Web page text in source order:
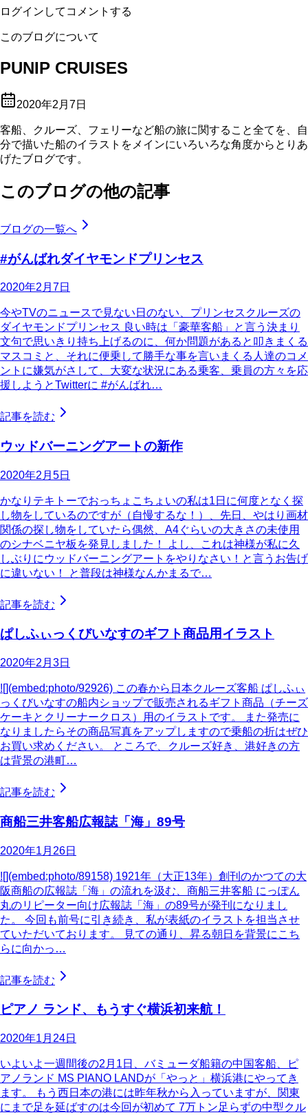
ログインしてコメントする
このブログについて
PUNIP CRUISES
2020年2月7日
客船、クルーズ、フェリーなど船の旅に関すること全てを、自
分で描いた船のイラストをメインにいろいろな角度からとりあ
げたブログです。
このブログの他の記事
ブログの一覧へ
#がんばれダイヤモンドプリンセス
2020年2月7日
今やTVのニュースで見ない日のない、プリンセスクルーズの
ダイヤモンドプリンセス 良い時は「豪華客船」と言う決まり
文句で思いきり持ち上げるのに、何か問題があると叩きまくる
マスコミと、それに便乗して勝手な事を言いまくる人達のコメ
ントに嫌気がさして、大変な状況にある乗客、乗員の方々を応
援しようとTwitterに #がんばれ…
記事を読む
ウッドバーニングアートの新作
2020年2月5日
かなりテキトーでおっちょこちょいの私は1日に何度となく探
し物をしているのですが（自慢するな！）、先日、やはり画材
関係の探し物をしていたら偶然、A4ぐらいの大きさの未使用
のシナベニヤ板を発見しました！ よし、これは神様が私に久
しぶりにウッドバーニングアートをやりなさい！と言うお告げ
に違いない！ と普段は神様なんかまるで…
記事を読む
ぱしふぃっくびいなすのギフト商品用イラスト
2020年2月3日
![](embed:photo/92926) この春から日本クルーズ客船 ぱしふぃ
っくびいなすの船内ショップで販売されるギフト商品（チーズ
ケーキとクリーナークロス）用のイラストです。 また発売に
なりましたらその商品写真をアップしますので乗船の折はぜひ
お買い求めください。 ところで、クルーズ好き、港好きの方
は背景の港町…
記事を読む
商船三井客船広報誌「海」89号
2020年1月26日
![](embed:photo/89158) 1921年（大正13年）創刊のかつての大
阪商船の広報誌「海」の流れを汲む、商船三井客船 にっぽん
丸のリピーター向け広報誌「海」の89号が発刊になりまし
た。 今回も前号に引き続き、私が表紙のイラストを担当させ
ていただいております。 見ての通り、昇る朝日を背景にこち
らに向かっ…
記事を読む
ピアノ ランド、もうすぐ横浜初来航！
2020年1月24日
いよいよ一週間後の2月1日、バミューダ船籍の中国客船、ピ
アノランド MS PIANO LANDが「やっと」横浜港にやってき
ます。 もう西日本の港には昨年秋から入っていますが、関東
にまで足を延ばすのは今回が初めて 7万トン足らずの中型クル